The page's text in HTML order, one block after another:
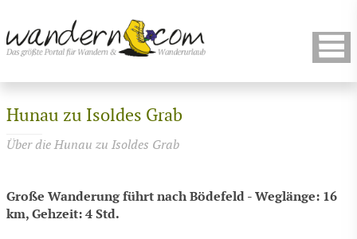
Hunau zu Isoldes Grab
Über die Hunau zu Isoldes Grab
Große Wanderung führt nach Bödefeld - Weglänge: 16
km, Gehzeit: 4 Std.